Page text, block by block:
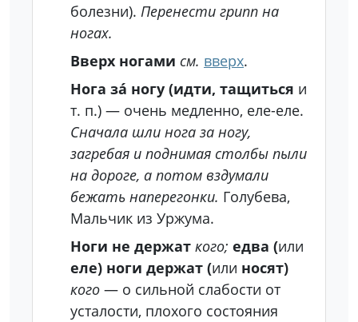
болезни). Перенести грипп на
ногах.
Вверх ногами см. вверх.
Нога за́ ногу (идти, тащиться и
т. п.) — очень медленно, еле-еле.
Сначала шли нога за ногу,
загребая и поднимая столбы пыли
на дороге, а потом вздумали
бежать наперегонки. Голубева,
Мальчик из Уржума.
Ноги не держат кого; едва (или
еле) ноги держат (или носят)
кого — о сильной слабости от
усталости, плохого состояния